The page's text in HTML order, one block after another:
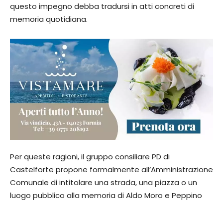
questo impegno debba tradursi in atti concreti di
memoria quotidiana.
​Per queste ragioni, il gruppo consiliare PD di
Castelforte propone formalmente all’Amministrazione
Comunale di intitolare una strada, una piazza o un
luogo pubblico alla memoria di Aldo Moro e Peppino